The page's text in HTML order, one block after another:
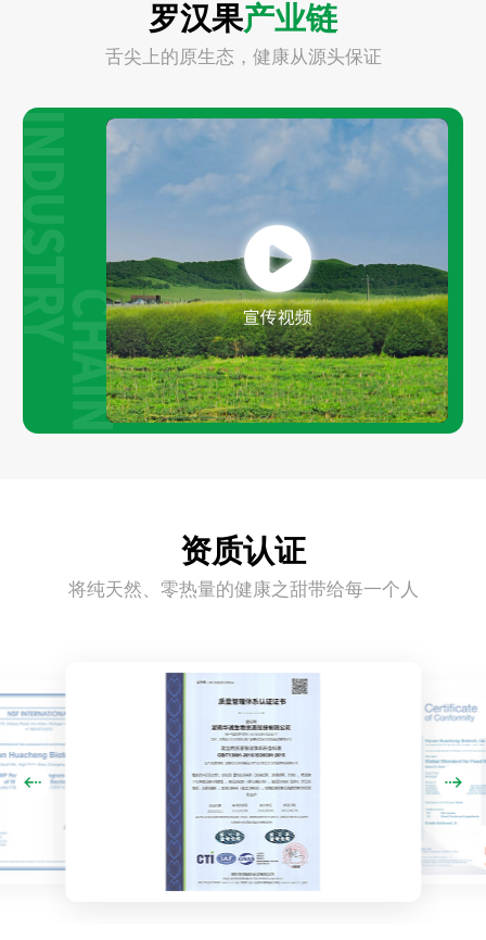
罗汉果产业链
舌尖上的原生态，健康从源头保证
Video
资质认证
将纯天然、零热量的健康之甜带给每一个人